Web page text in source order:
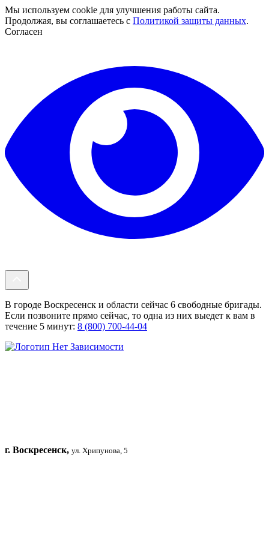
Мы используем cookie для улучшения работы сайта.
Продолжая, вы соглашаетесь с Политикой защиты данных.
Согласен
В городе Воскресенск и области сейчас 6 свободные бригады.
Если позвоните прямо сейчас, то одна из них выедет к вам в
течение 5 минут: 8 (800) 700-44-04
г. Воскресенск, ул. Хрипунова, 5